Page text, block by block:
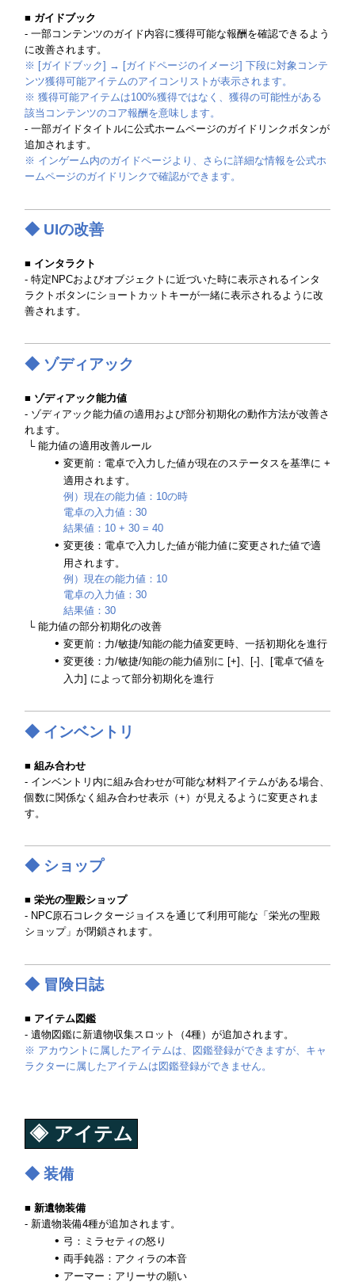
■ ガイドブック
- 一部コンテンツのガイド内容に獲得可能な報酬を確認できるよう
に改善されます。
※ [ガイドブック] → [ガイドページのイメージ] 下段に対象コンテ
ンツ獲得可能アイテムのアイコンリストが表示されます。
※ 獲得可能アイテムは100%獲得ではなく、獲得の可能性がある
該当コンテンツのコア報酬を意味します。
- 一部ガイドタイトルに公式ホームページのガイドリンクボタンが
追加されます。
※ インゲーム内のガイドページより、さらに詳細な情報を公式ホ
ームページのガイドリンクで確認ができます。
◆ UIの改善
■ インタラクト
- 特定NPCおよびオブジェクトに近づいた時に表示されるインタ
ラクトボタンにショートカットキーが一緒に表示されるように改
善されます。
◆ ゾディアック
■ ゾディアック能力値
- ゾディアック能力値の適用および部分初期化の動作方法が改善さ
れます。
└ 能力値の適用改善ルール
変更前：電卓で入力した値が現在のステータスを基準に +
適用されます。
例）現在の能力値：10の時
電卓の入力値：30
結果値：10 + 30 = 40
変更後：電卓で入力した値が能力値に変更された値で適
用されます。
例）現在の能力値：10
電卓の入力値：30
結果値：30
└ 能力値の部分初期化の改善
変更前：力/敏捷/知能の能力値変更時、一括初期化を進行
変更後：力/敏捷/知能の能力値別に [+]、[-]、[電卓で値を
入力] によって部分初期化を進行
◆ インベントリ
■ 組み合わせ
- インベントリ内に組み合わせが可能な材料アイテムがある場合、
個数に関係なく組み合わせ表示（+）が見えるように変更されま
す。
◆ ショップ
■ 栄光の聖殿ショップ
- NPC原石コレクタージョイスを通じて利用可能な「栄光の聖殿
ショップ」が閉鎖されます。
◆ 冒険日誌
■ アイテム図鑑
- 遺物図鑑に新遺物収集スロット（4種）が追加されます。
※ アカウントに属したアイテムは、図鑑登録ができますが、キャ
ラクターに属したアイテムは図鑑登録ができません。
◈ アイテム
◆ 装備
■ 新遺物装備
- 新遺物装備4種が追加されます。
弓：ミラセティの怒り
両手鈍器：アクィラの本音
アーマー：アリーサの願い